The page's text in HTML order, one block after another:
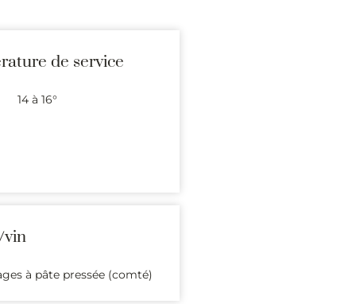
de service
14 à 16°
vin
à pâte pressée (comté)